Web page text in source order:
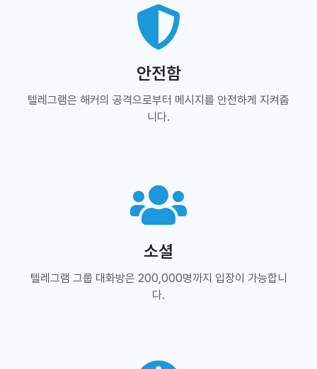
안전함
텔레그램은 해커의 공격으로부터 메시지를 안전하게 지켜줍
니다.
소셜
텔레그램 그룹 대화방은 200,000명까지 입장이 가능합니
다.